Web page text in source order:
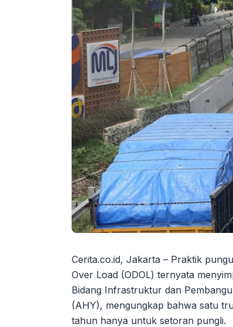
Cerita.co.id, Jakarta – Praktik
Over Load (ODOL) ternyata
Bidang Infrastruktur dan
(AHY), mengungkap bahwa satu
tahun hanya untuk setoran pungli.